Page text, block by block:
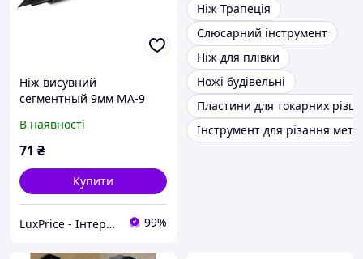
Ніж висувний
сегментный 9мм МА-9
В наявності
71 ₴
Купити
LuxPrice - Інтернет магазин інструментів і автоаксесуарів 99%
Ніж Трапеція
Слюсарний інструмент
Ніж для плівки
Ножі будівельні
Пластини для токарних
Інструмент для різання